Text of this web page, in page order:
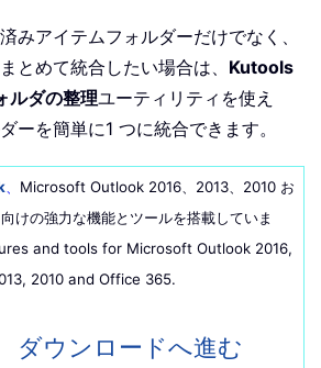
みアイテムフォルダーだけでなく、
とめて統合したい場合は、 Kutools
ルダの整理ユーティリティを使え
ーを簡単に1 つに統合できます。
Microsoft Outlook 2016、2013、2010 お
けの強力な機能とツールを搭載していま
and tools for Microsoft Outlook 2016,
2010 and Office 365.
ダウンロードへ進む